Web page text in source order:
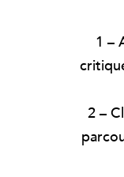
1 –
2 –